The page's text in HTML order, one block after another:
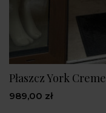
Płaszcz York Creme
989,00 zł